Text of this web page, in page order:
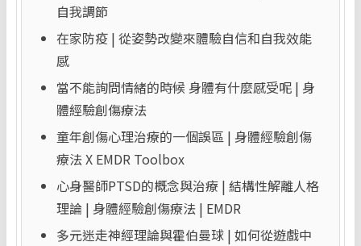
自我調節
在家防疫 | 從姿勢改變來體驗自信和自我效能
感
當不能詢問情緒的時候 身體有什麼感受呢 | 身
體經驗創傷療法
童年創傷心理治療的一個誤區 | 身體經驗創傷
療法 X EMDR Toolbox
心身醫師PTSD的概念與治療 | 結構性解離人格
理論 | 身體經驗創傷療法 | EMDR
多元迷走神經理論與霍伯曼球 | 如何從遊戲中